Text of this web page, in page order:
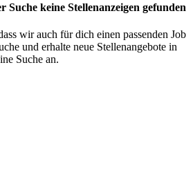
Suche keine Stellenanzeigen gefunden
wir auch für dich einen passenden Job
und erhalte neue Stellenangebote in
Suche an.